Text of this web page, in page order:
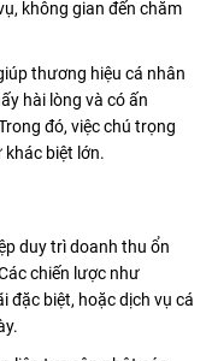
không gian đến chăm
thương hiệu cá nhân
hài lòng và có ấn
đó, việc chú trọng
biệt lớn.
duy trì doanh thu ổn
chiến lược như
đặc biệt, hoặc dịch vụ cá